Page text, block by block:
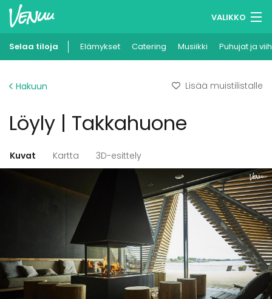
VALIKKO
Muistilistasi
Ilmoita kohteesi
Selaa tiloja Elämykset Catering Musiikki Puhujat ja
Hakuun Lisää muistilistalle
Löyly | Takkahuone
Kuvat Kartta 3D-esittely